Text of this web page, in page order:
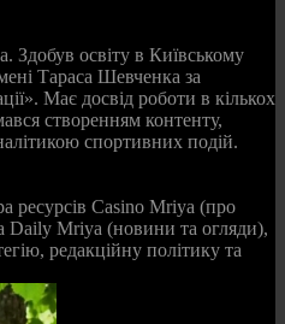
Здобув освіту в Київському
Тараса Шевченка за
Має досвід роботи в кількох
створенням контенту,
спортивних подій.
ресурсів Casino Mriya (про
Daily Mriya (новини та огляди),
редакційну політику та